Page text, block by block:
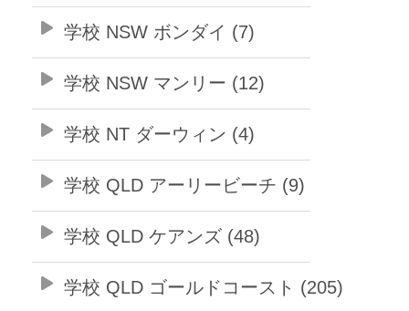
学校 NSW ボンダイ (7)
学校 NSW マンリー (12)
学校 NT ダーウィン (4)
学校 QLD アーリービーチ (9)
学校 QLD ケアンズ (48)
学校 QLD ゴールドコースト (205)